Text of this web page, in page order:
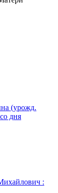
(урожд.
дня
: